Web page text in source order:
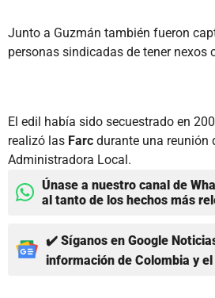
Junto a Guzmán también fueron
personas sindicadas de tener nexos
El edil había sido secuestrado en
realizó las Farc durante una reunión
Administradora Local.
Únase a nuestro canal de
al tanto de los hechos más
✔️ Síganos en Google
información de Colombia y